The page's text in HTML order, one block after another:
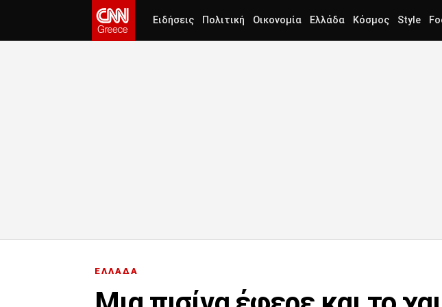
Ειδήσεις Πολιτική Οικονομία Ελλάδα Κόσμος Style
ΕΛΛΑΔΑ